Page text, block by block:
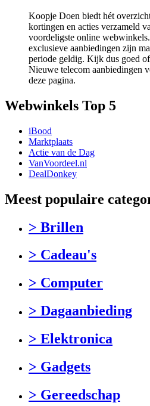
Koopje Doen biedt hét
kortingen en acties verzameld
voordeligste online
exclusieve aanbiedingen zijn
periode geldig. Kijk dus goed
Nieuwe telecom aanbiedingen
deze pagina.
Webwinkels Top 5
iBood
Marktplaats
Actie van de Dag
VanVoordeel.nl
DealDonkey
Meest populaire
> Brillen
> Cadeau's
> Computer
> Dagaanbieding
> Elektronica
> Gadgets
> Gereedschap